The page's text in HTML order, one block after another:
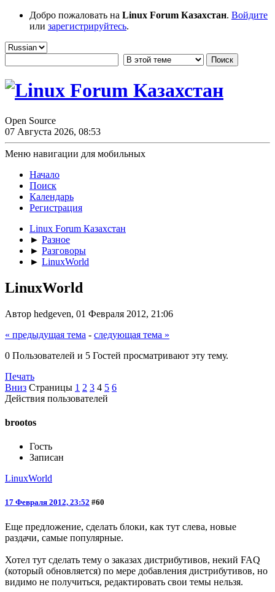
Добро пожаловать на Linux Forum Казахстан. Войдите
или зарегистрируйтесь.
Open Source
07 Августа 2026, 08:53
Меню навигации для мобильных
Начало
Поиск
Календарь
Регистрация
Linux Forum Казахстан
► Разное
► Разговоры
► LinuxWorld
LinuxWorld
Автор hedgeven, 01 Февраля 2012, 21:06
« предыдущая тема - следующая тема »
0 Пользователей и 5 Гостей просматривают эту тему.
Печать
Вниз Страницы 1 2 3 4 5 6
Действия пользователей
brootos
Гость
Записан
LinuxWorld
17 Февраля 2012, 23:52 #60
Еще предложение, сделать блоки, как тут слева, новые
раздачи, самые популярные.
Хотел тут сделать тему о заказах дистрибутивов, некий FAQ
(который обновляется) по мере добавления дистрибутивов, но
видимо не получиться, редактировать свои темы нельзя.